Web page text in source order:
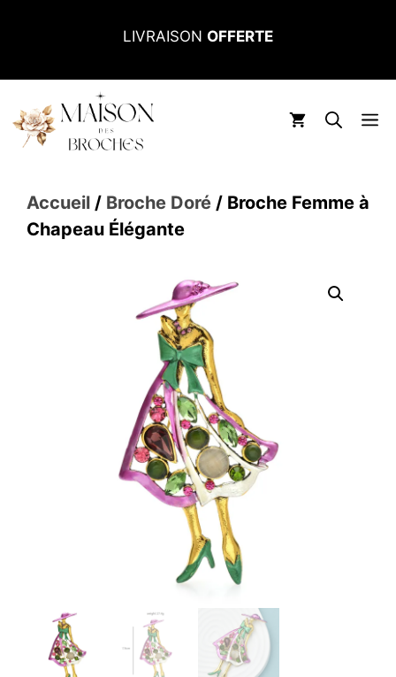
LIVRAISON OFFERTE
Accueil / Broche Doré / Broche Femme à
Chapeau Élégante